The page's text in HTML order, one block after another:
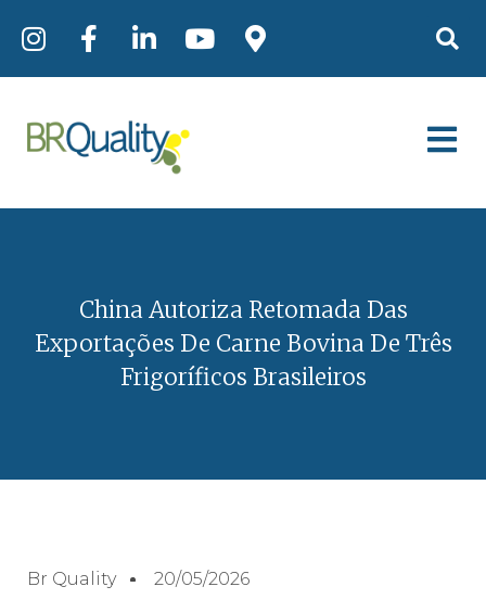
China Autoriza Retomada Das
Exportações De Carne Bovina De Três
Frigoríficos Brasileiros
Br Quality 20/05/2026